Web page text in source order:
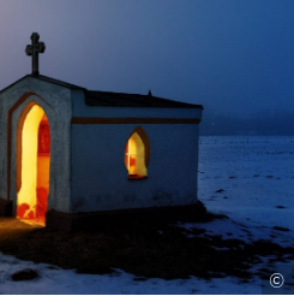
©